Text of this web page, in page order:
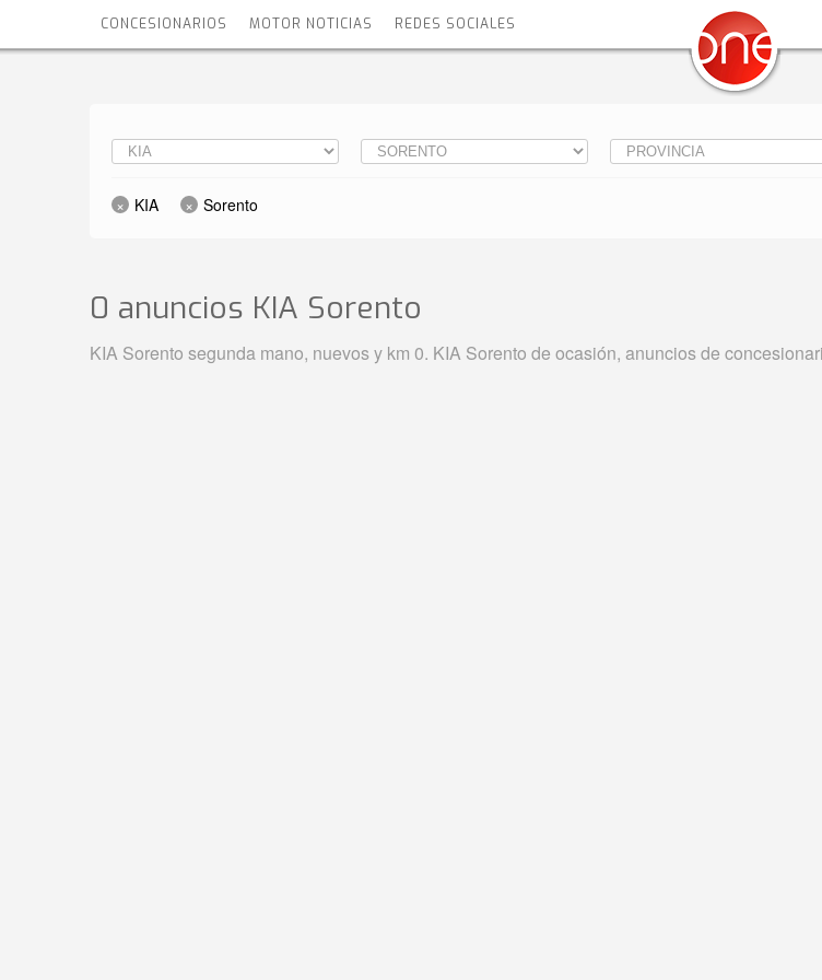
CONCESIONARIOS MOTOR NOTICIAS REDES SOCIALES
KIA Sorento
0 anuncios KIA Sorento
KIA Sorento segunda mano, nuevos y km 0. KIA Sorento de ocasión, anuncios de